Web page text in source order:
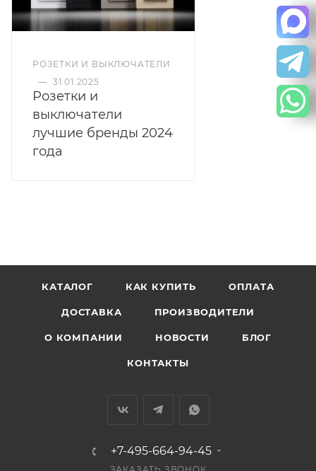
РОЗЕТКИ И ВЫКЛЮЧАТЕЛИ
— 31.01.2025
Розетки и
выключатели
лучшие бренды 2024
года
КАТАЛОГ КАК КУПИТЬ ОПЛАТА
ДОСТАВКА ПРОИЗВОДИТЕЛИ
О КОМПАНИИ НОВОСТИ БЛОГ
КОНТАКТЫ
+7-495-664-94-45